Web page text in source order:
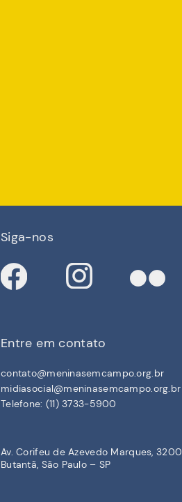
Siga-nos
Entre em contato
contato@meninasemcampo.org.br
midiasocial@meninasemcampo.org.br
Telefone: (11) 3733-5900
Av. Corifeu de Azevedo Marques, 3200
Butantã, São Paulo – SP